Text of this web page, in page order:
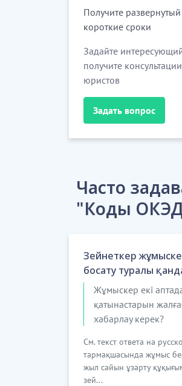
Получите
короткие сроки
Задайте
получите
юристов
Задать вопрос
Часто
"Коды
Зейнеткер
босату туралы
Жұмыскер екі
қатынастарын
хабарлау керек?
См. текст ответа на
тармақшасында жұмыс
жыл сайын ұзарту
зей...